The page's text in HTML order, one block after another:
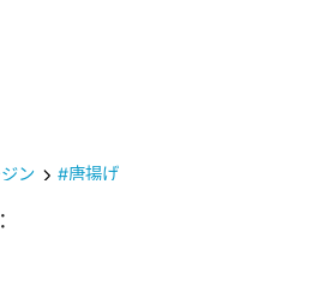
ン #唐揚げ